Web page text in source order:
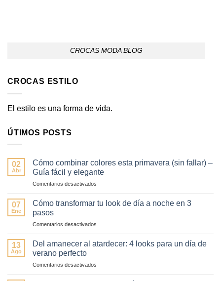
CROCAS MODA BLOG
CROCAS ESTILO
El estilo es una forma de vida.
ÚTIMOS POSTS
02
Abr
Cómo combinar colores esta primavera (sin fallar) –
Guía fácil y elegante
Comentarios desactivados
combinar
fallar)
07
Ene
Cómo transformar tu look de día a noche en 3
pasos
Comentarios desactivados
transformar
13
Ago
Del amanecer al atardecer: 4 looks para un día de
verano perfecto
Comentarios desactivados